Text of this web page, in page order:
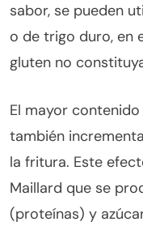
sabor, se pueden
o de trigo duro, en
gluten no
El mayor
también
la fritura. Este
Maillard que se
(proteínas) y